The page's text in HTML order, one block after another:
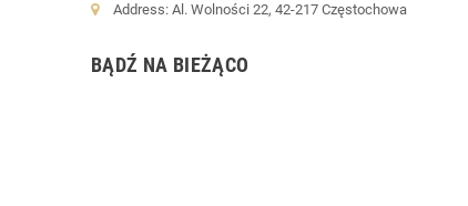
Address: Al. Wolności 22, 42-217 Częstochowa
BĄDŹ NA BIEŻĄCO